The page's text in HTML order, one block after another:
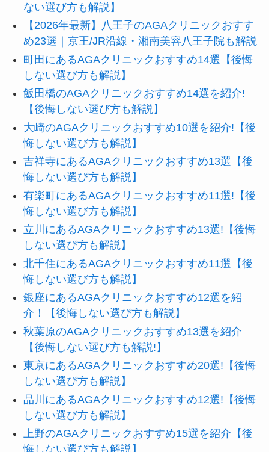
ない選び方も解説】
【2026年最新】八王子のAGAクリニックおすす
め23選｜京王/JR沿線・湘南美容八王子院も解説
町田にあるAGAクリニックおすすめ14選【後悔
しない選び方も解説】
飯田橋のAGAクリニックおすすめ14選を紹介!
【後悔しない選び方も解説】
大崎のAGAクリニックおすすめ10選を紹介!【後
悔しない選び方も解説】
吉祥寺にあるAGAクリニックおすすめ13選【後
悔しない選び方も解説】
有楽町にあるAGAクリニックおすすめ11選!【後
悔しない選び方も解説】
立川にあるAGAクリニックおすすめ13選!【後悔
しない選び方も解説】
北千住にあるAGAクリニックおすすめ11選【後
悔しない選び方も解説】
銀座にあるAGAクリニックおすすめ12選を紹
介！【後悔しない選び方も解説】
秋葉原のAGAクリニックおすすめ13選を紹介
【後悔しない選び方も解説!】
東京にあるAGAクリニックおすすめ20選!【後悔
しない選び方も解説】
品川にあるAGAクリニックおすすめ12選!【後悔
しない選び方も解説】
上野のAGAクリニックおすすめ15選を紹介【後
悔しない選び方も解説】